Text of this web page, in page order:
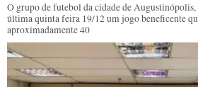
O grupo de futebol da cidade de Augustinópolis,
última quinta feira 19/12 um jogo beneficente
aproximadamente 40